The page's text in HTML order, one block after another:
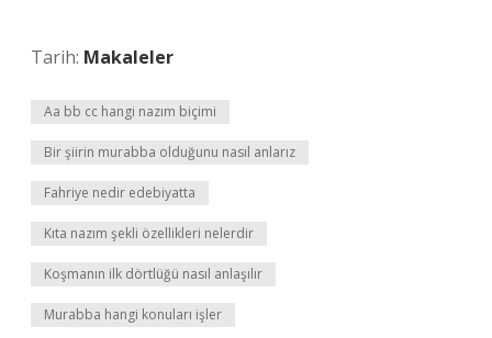
Tarih: Makaleler
Aa bb cc hangi nazım biçimi
Bir şiirin murabba olduğunu nasıl anlarız
Fahriye nedir edebiyatta
Kıta nazım şekli özellikleri nelerdir
Koşmanın ilk dörtlüğü nasıl anlaşılır
Murabba hangi konuları işler